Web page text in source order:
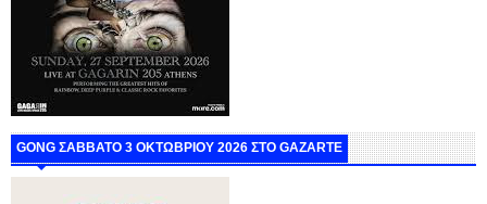
GONG ΣΑΒΒΑΤΟ 3 ΟΚΤΩΒΡΙΟΥ 2026 ΣΤΟ GAZARTE